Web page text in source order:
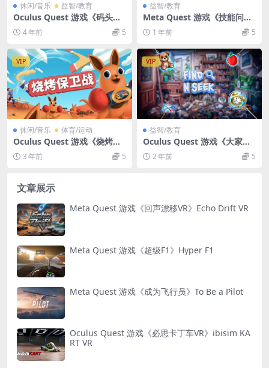
休闲/音乐 益智/教育
Oculus Quest 游戏《码头街
机厅2 VR》Pierhead Arcade
2 VR4 年前 5
益智/教育
Meta Quest 游戏《技能问题
VR》Skill Issue VR
1 年前 5
VIP
休闲/音乐 体育/运动
Oculus Quest 游戏《烧烤保
卫战VR》Beers and Boomer
angs VR
3 年前 5
VIP
益智/教育
Oculus Quest 游戏《大家来
找茬》Find N Seek – Hidde
n Objects Game
2 年前 5
文章展示
Meta Quest 游戏《回声漂移VR》Echo Drift VR
Meta Quest 游戏《超级F1》Hyper F1
Meta Quest 游戏《成为飞行员》To Be a Pilot
Oculus Quest 游戏《必思卡丁车VR》ibisim KA
RT VR